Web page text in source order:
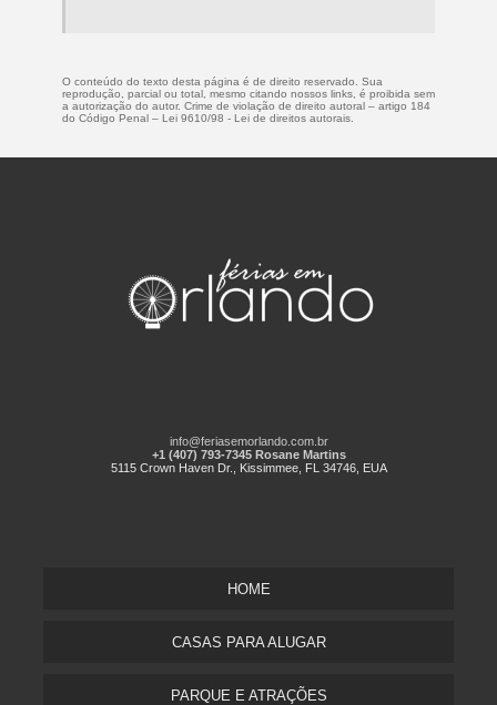
O conteúdo do texto desta página é de direito reservado. Sua
reprodução, parcial ou total, mesmo citando nossos links, é proibida sem
a autorização do autor. Crime de violação de direito autoral – artigo 184
do Código Penal – Lei 9610/98 - Lei de direitos autorais
info@feriasemorlando.com.br
+1 (407) 793-7345 Rosane Martins
5115 Crown Haven Dr., Kissimmee, FL 34746, EUA
HOME
CASAS PARA ALUGAR
PARQUE E ATRAÇÕES